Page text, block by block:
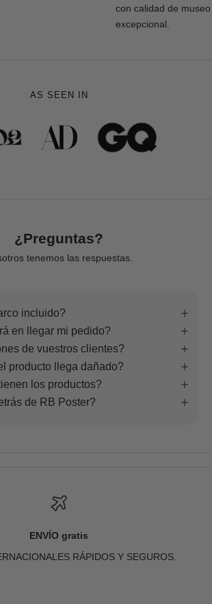
con calidad de
excepcional.
AS SEEN IN
¿Preguntas?
tenemos las respuestas.
incluido?
en llegar mi pedido?
de vuestros clientes?
producto llega dañado?
los productos?
de RB Poster?
ENVÍO gratis
RÁPIDOS Y SEGUROS.